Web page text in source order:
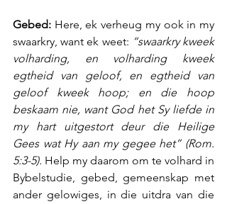
Gebed: Here, ek verheug my ook in my
swaarkry, want ek weet: “swaarkry kweek
volharding, en volharding kweek
egtheid van geloof, en egtheid van
geloof kweek hoop; en die hoop
beskaam nie, want God het Sy liefde in
my hart uitgestort deur die Heilige
Gees wat Hy aan my gegee het” (Rom.
5:3-5). Help my daarom om te volhard in
Bybelstudie, gebed, gemeenskap met
ander gelowiges, in die uitdra van die